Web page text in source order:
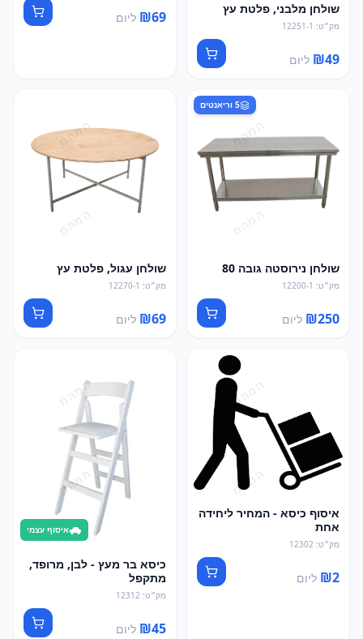
שולחן מלבני, פלטת עץ
מק״ט:
12251-1
₪49 ליום
₪69 ליום
5 וריאנטים
שולחן נירוסטה גובה 80
מק״ט:
12200-1
₪250 ליום
שולחן עגול, פלטת עץ
מק״ט:
12270-1
₪69 ליום
איסוף כיסא - המחיר ליחידה
אחת
מק״ט:
12302
₪2 ליום
איסוף עצמי
כיסא בר מעץ - לבן, מרופד,
מתקפל
מק״ט:
12312
₪45 ליום